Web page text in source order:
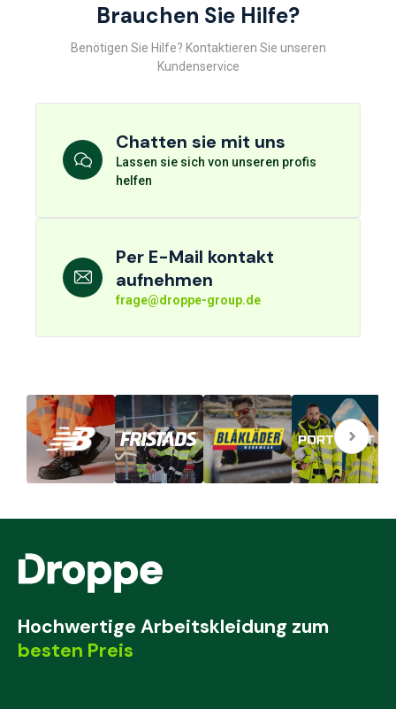
Brauchen Sie Hilfe?
Benötigen Sie Hilfe? Kontaktieren Sie unseren
Kundenservice
Chatten sie mit uns
Lassen sie sich von unseren profis
helfen
Per E-Mail kontakt
aufnehmen
frage@droppe-group.de
Hochwertige Arbeitskleidung zum
besten Preis